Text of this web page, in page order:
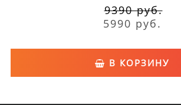
9390 руб.
5990 руб.
В КОРЗИНУ